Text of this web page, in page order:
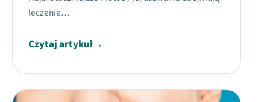
leczenie…
Czytaj artykuł→